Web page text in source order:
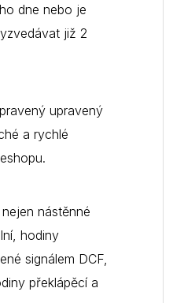
dne nebo je
již 2
upravený
a rychlé
nástěnné
hodiny
signálem DCF,
překlápěcí a